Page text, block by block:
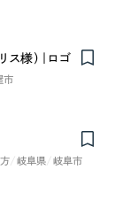
様）｜ロゴ
市
岐阜県 岐阜市